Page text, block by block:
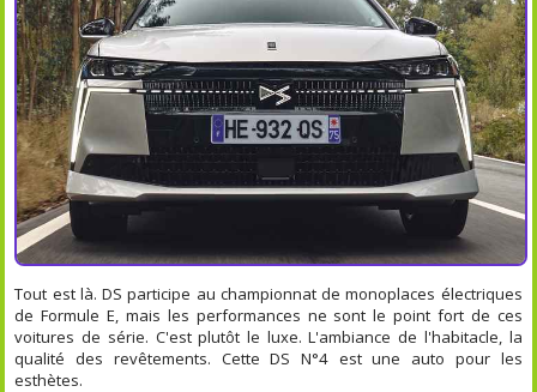
Tout est là. DS participe au championnat de monoplaces électriques
de Formule E, mais les performances ne sont le point fort de ces
voitures de série. C'est plutôt le luxe. L'ambiance de l'habitacle, la
qualité des revêtements. Cette DS N°4 est une auto pour les
esthètes.